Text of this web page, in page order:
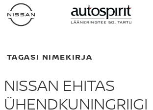
TAGASI NIMEKIRJA
NISSAN EHITAS
ÜHENDKUNINGRIIGI